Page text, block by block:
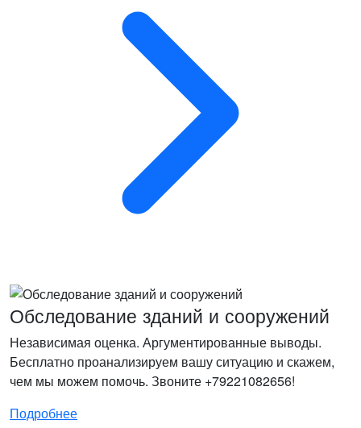
Обследование зданий и сооружений
Независимая оценка. Аргументированные выводы.
Бесплатно проанализируем вашу ситуацию и скажем,
чем мы можем помочь. Звоните +79221082656!
Подробнее